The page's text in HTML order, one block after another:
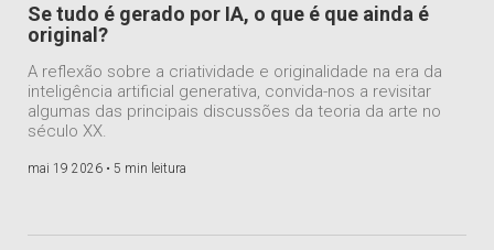
Se tudo é gerado por IA, o que é que ainda é
original?
A reflexão sobre a criatividade e originalidade na era da
inteligência artificial generativa, convida-nos a revisitar
algumas das principais discussões da teoria da arte no
século XX.
mai 19 2026 • 5 min leitura